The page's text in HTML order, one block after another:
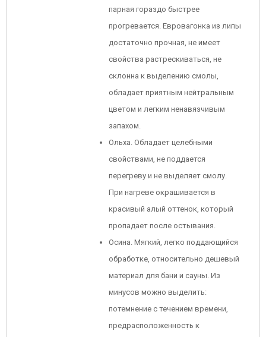
парная гораздо быстрее
прогревается. Евровагонка из липы
достаточно прочная, не имеет
свойства растрескиваться, не
склонна к выделению смолы,
обладает приятным нейтральным
цветом и легким ненавязчивым
запахом.
Ольха. Обладает целебными
свойствами, не поддается
перегреву и не выделяет смолу.
При нагреве окрашивается в
красивый алый оттенок, который
пропадает после остывания.
Осина. Мягкий, легко поддающийся
обработке, относительно дешевый
материал для бани и сауны. Из
минусов можно выделить:
потемнение с течением времени,
предрасположенность к